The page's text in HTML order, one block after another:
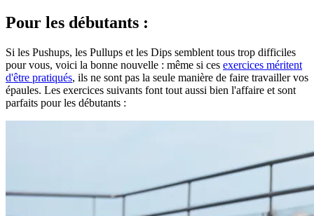
Pour les débutants :
Si les Pushups, les Pullups et les Dips semblent tous trop difficiles
pour vous, voici la bonne nouvelle : même si ces exercices méritent
d'être pratiqués, ils ne sont pas la seule manière de faire travailler vos
épaules. Les exercices suivants font tout aussi bien l'affaire et sont
parfaits pour les débutants :